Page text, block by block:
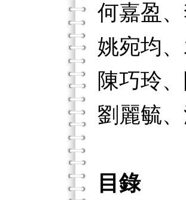
何嘉盈
姚宛均
陳巧玲
劉麗毓
目錄